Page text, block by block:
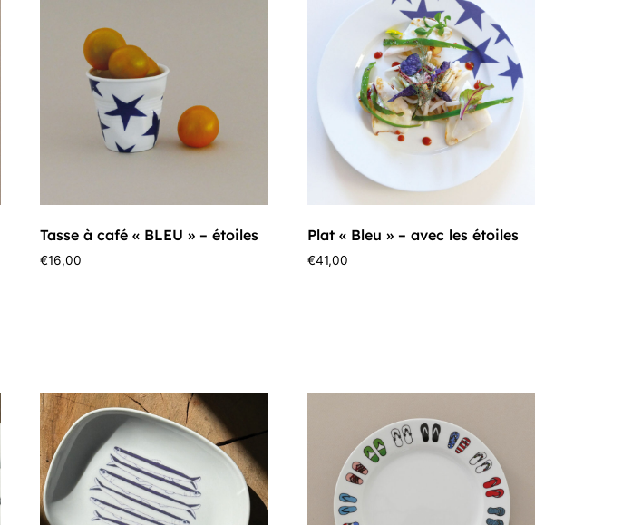
Tasse à café « BLEU » – étoiles
€16,00
Plat « Bleu » – avec les étoiles
€41,00